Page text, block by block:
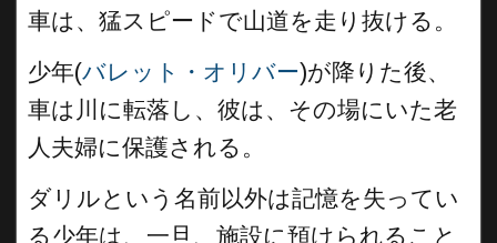
車は、猛スピードで山道を走り抜ける。
少年(バレット・オリバー)が降りた後、
車は川に転落し、彼は、その場にいた老
人夫婦に保護される。
ダリルという名前以外は記憶を失ってい
る少年は、一旦、施設に預けられること